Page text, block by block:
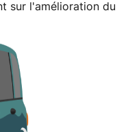
sur l'amélioration du